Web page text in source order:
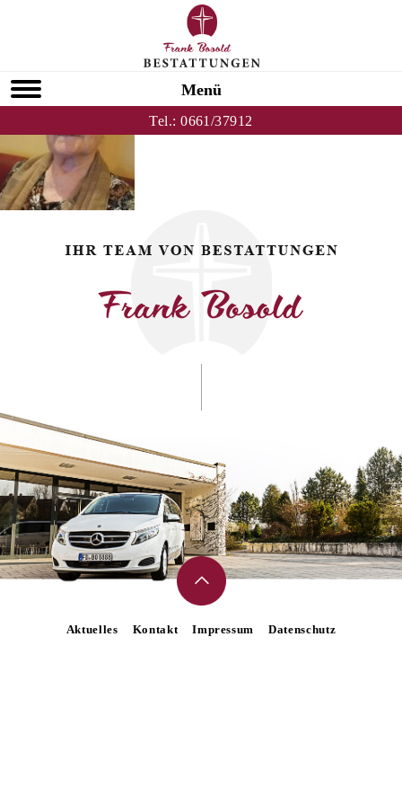
Menü
Tel.:0661/37912
HOMEPAGE
Aktuelles Kontakt Impressum Datenschutz